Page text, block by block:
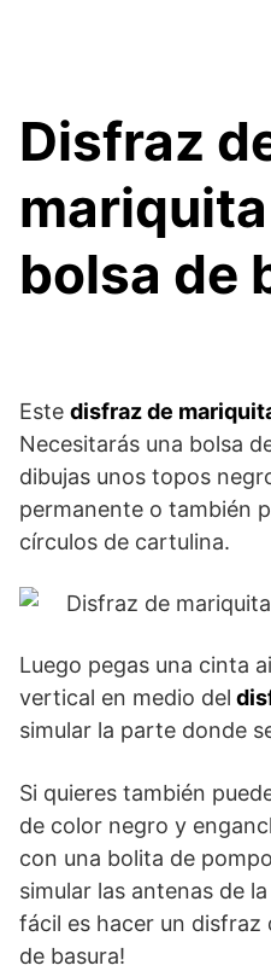
Disfraz
bolsa de
Este disfraz de
Necesitarás una bolsa
dibujas unos topos
permanente o también
círculos de cartulina.
Luego pegas una cinta
vertical en medio del
simular la parte donde
Si quieres también
de color negro y
con una bolita de
simular las antenas de
fácil es hacer un disfraz
de basura!